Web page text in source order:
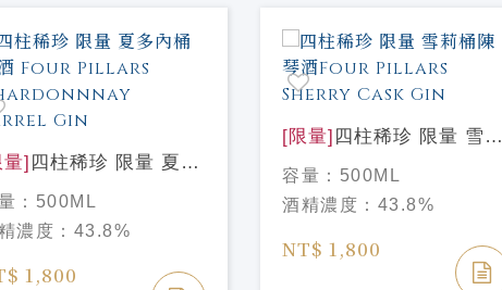
] 四柱稀珍 限量 夏多
琴酒 Four Pillars
Barrel Gin
： 500ML
濃度： 43.8%
1,800
[限量] 四柱稀珍 限量 雪莉
桶陳 琴酒Four Pillars
Sherry Cask Gin
容量： 500ML
酒精濃度： 43.8%
NT$ 1,800